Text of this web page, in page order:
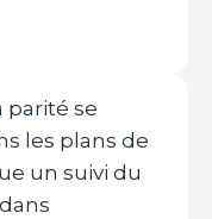
parité se
les plans de
un suivi du